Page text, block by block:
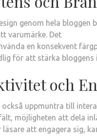
genom hela
varumärke. Det
en konsekvent
för att stärka bloggens
och
också uppmuntra till
möjligheten att dela
att engagera sig,